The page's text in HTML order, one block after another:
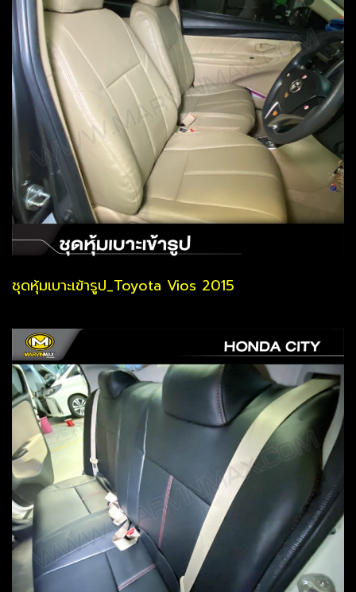
ชุดหุ้มเบาะเข้ารูป_Toyota Vios 2015